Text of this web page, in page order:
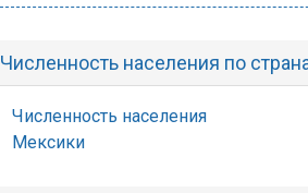
Численность населения по
Численность населения
Мексики